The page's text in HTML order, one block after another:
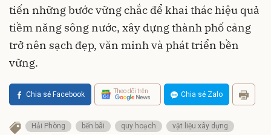
tiến những bước vững chắc để khai thác hiệu quả
tiềm năng sông nước, xây dựng thành phố cảng
trở nên sạch đẹp, văn minh và phát triển bền
vững.
Chia sẻ Facebook Theo dõi trên Chia sẻ Zalo
Hải Phòng bến bãi quy hoạch
vật liệu xây dựng